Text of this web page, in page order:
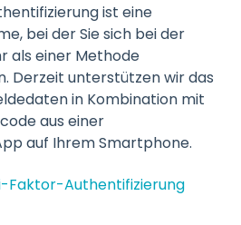
ist eine
bei der Sie sich bei der
als einer Methode
Derzeit unterstützen wir das
in Kombination mit
aus einer
auf Ihrem Smartphone.
Faktor-Authentifizierung